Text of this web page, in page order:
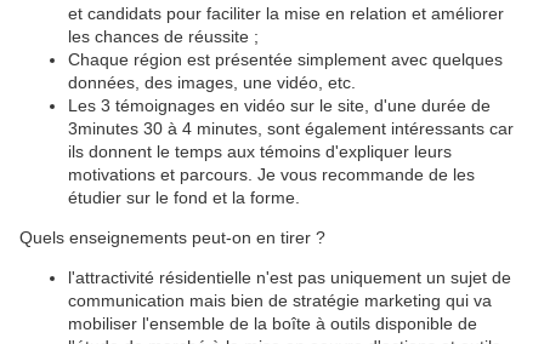
et candidats pour faciliter la mise en relation et améliorer
les chances de réussite ;
Chaque région est présentée simplement avec quelques
données, des images, une vidéo, etc.
Les 3 témoignages en vidéo sur le site, d'une durée de
3minutes 30 à 4 minutes, sont également intéressants car
ils donnent le temps aux témoins d'expliquer leurs
motivations et parcours. Je vous recommande de les
étudier sur le fond et la forme.
Quels enseignements peut-on en tirer ?
l'attractivité résidentielle n'est pas uniquement un sujet de
communication mais bien de stratégie marketing qui va
mobiliser l'ensemble de la boîte à outils disponible de